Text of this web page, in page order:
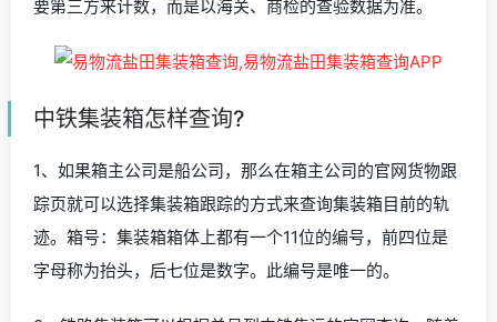
要第三方来计数，而是以海关、商检的查验数据为准。
中铁集装箱怎样查询?
1、如果箱主公司是船公司，那么在箱主公司的官网货物跟
踪页就可以选择集装箱跟踪的方式来查询集装箱目前的轨
迹。箱号：集装箱箱体上都有一个11位的编号，前四位是
字母称为抬头，后七位是数字。此编号是唯一的。